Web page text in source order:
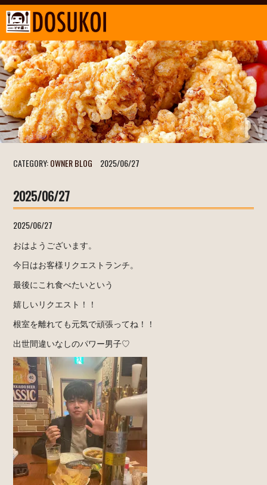
CATEGORY:OWNER BLOG 2025/06/27
2025/06/27
2025/06/27
おはようございます。
今日はお客様リクエストランチ。
最後にこれ食べたいという
嬉しいリクエスト！！
根室を離れても元気で頑張ってね！！
出世間違いなしのパワー男子♡